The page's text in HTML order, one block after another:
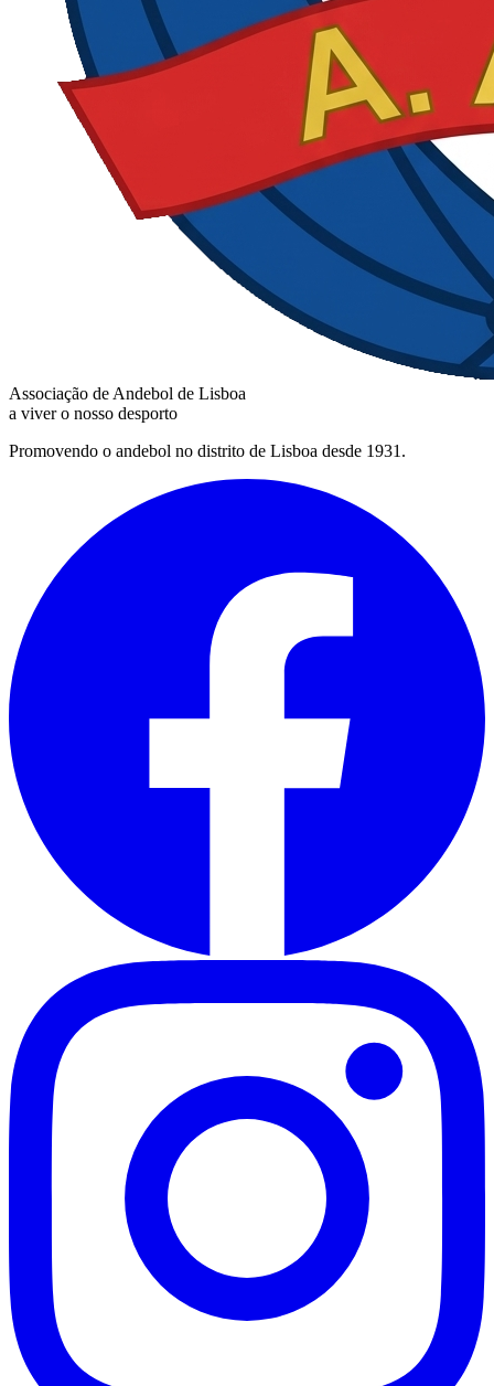
Associação de Andebol de Lisboa
a viver o nosso desporto
Promovendo o andebol no distrito de Lisboa desde 1931.